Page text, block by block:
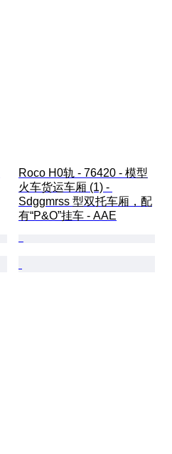
Roco H0轨 - 76420 - 模型
火车货运车厢 (1) -
Sdggmrss 型双托车厢，配
有“P&O”挂车 - AAE